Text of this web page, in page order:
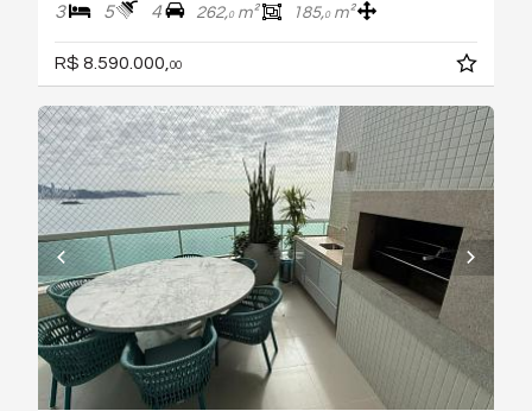
3 5 4 262,0m² 185,0m²
R$ 8.590.000, 00